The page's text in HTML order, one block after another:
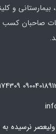
صاحبان کسب
ولیعصر نرسیده